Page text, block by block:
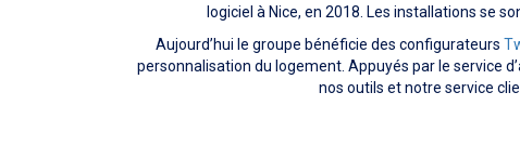
logiciel à Nice, en 2018. Les installations se
Aujourd’hui le groupe bénéficie des configurateurs
personnalisation du logement. Appuyés par le service
nos outils et notre service